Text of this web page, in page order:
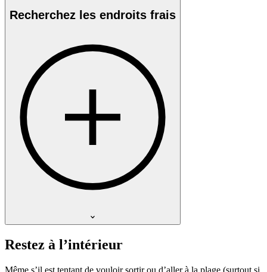
Recherchez les endroits frais
Restez à l’intérieur
Même s’il est tentant de vouloir sortir ou d’aller à la plage (surtout si